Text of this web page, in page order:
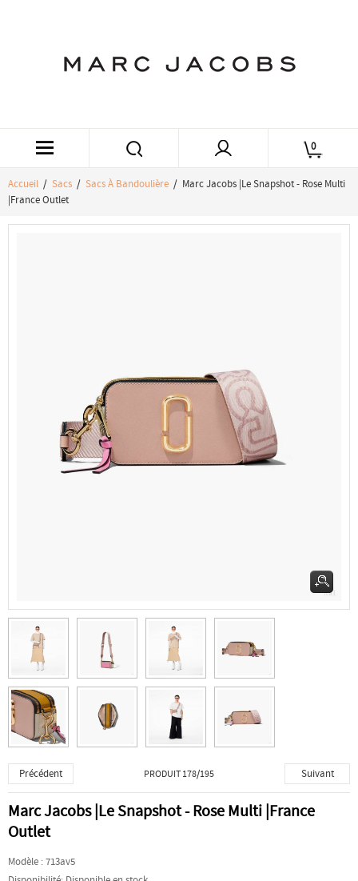
0
Accueil / Sacs / Sacs À Bandoulière / Marc Jacobs |Le Snapshot - Rose Multi
|France Outlet
Précédent PRODUIT 178/195 Suivant
Marc Jacobs |Le Snapshot - Rose Multi |France
Outlet
Modèle :713av5